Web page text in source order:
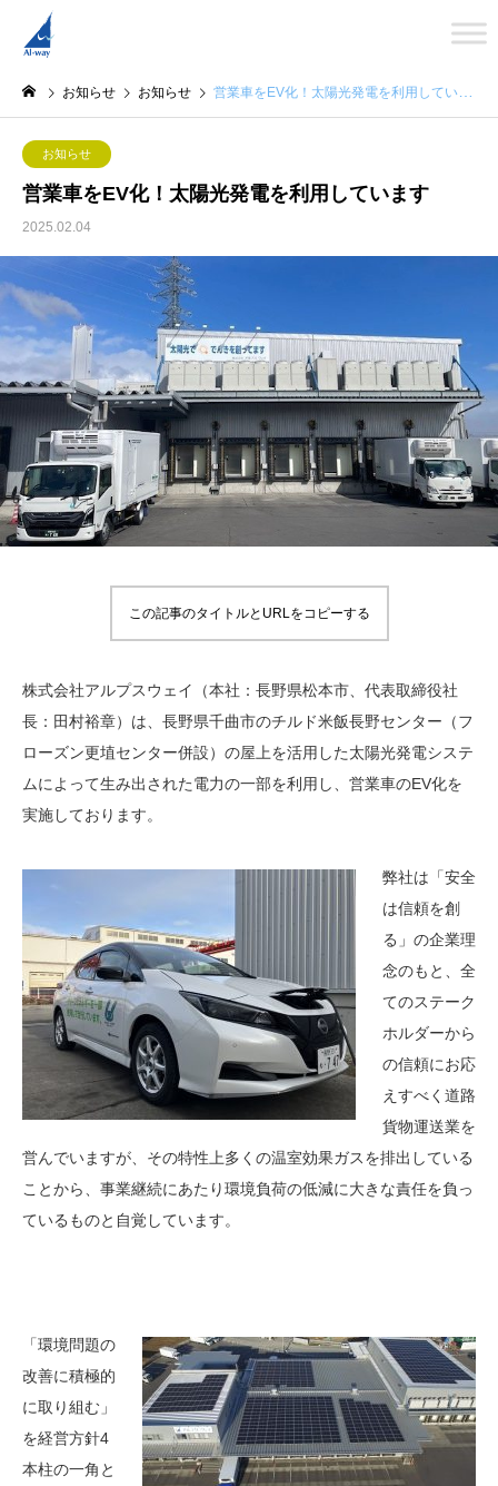
お知らせ お知らせ 営業車をEV化！太陽光発電を利用しています
お知らせ
営業車をEV化！太陽光発電を利用しています
2025.02.04
この記事のタイトルとURLをコピーする
株式会社アルプスウェイ（本社：長野県松本市、代表取締役社
長：田村裕章）は、長野県千曲市のチルド米飯長野センター（フ
ローズン更埴センター併設）の屋上を活用した太陽光発電システ
ムによって生み出された電力の一部を利用し、営業車のEV化を
実施しております。
弊社は「安全
は信頼を創
る」の企業理
念のもと、全
てのステーク
ホルダーから
の信頼にお応
えすべく道路
貨物運送業を
営んでいますが、その特性上多くの温室効果ガスを排出している
ことから、事業継続にあたり環境負荷の低減に大きな責任を負っ
ているものと自覚しています。
「環境問題の
改善に積極的
に取り組む」
を経営方針4
本柱の一角と